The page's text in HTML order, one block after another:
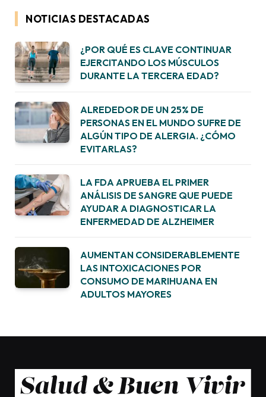
NOTICIAS DESTACADAS
¿POR QUÉ ES CLAVE CONTINUAR
EJERCITANDO LOS MÚSCULOS
DURANTE LA TERCERA EDAD?
ALREDEDOR DE UN 25% DE
PERSONAS EN EL MUNDO SUFRE DE
ALGÚN TIPO DE ALERGIA. ¿CÓMO
EVITARLAS?
LA FDA APRUEBA EL PRIMER
ANÁLISIS DE SANGRE QUE PUEDE
AYUDAR A DIAGNOSTICAR LA
ENFERMEDAD DE ALZHEIMER
AUMENTAN CONSIDERABLEMENTE
LAS INTOXICACIONES POR
CONSUMO DE MARIHUANA EN
ADULTOS MAYORES